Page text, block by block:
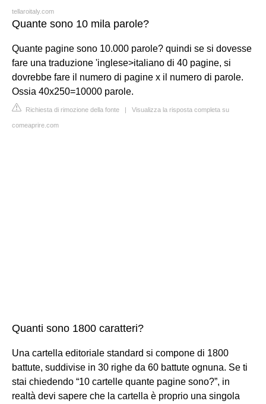
tellaroitaly.com
Quante sono 10 mila parole?
Quante pagine sono 10.000 parole? quindi se si dovesse
fare una traduzione 'inglese>italiano di 40 pagine, si
dovrebbe fare il numero di pagine x il numero di parole.
Ossia 40x250=10000 parole.
Richiesta di rimozione della fonte | Visualizza la risposta completa su
comeaprire.com
Quanti sono 1800 caratteri?
Una cartella editoriale standard si compone di 1800
battute, suddivise in 30 righe da 60 battute ognuna. Se ti
stai chiedendo “10 cartelle quante pagine sono?”, in
realtà devi sapere che la cartella è proprio una singola